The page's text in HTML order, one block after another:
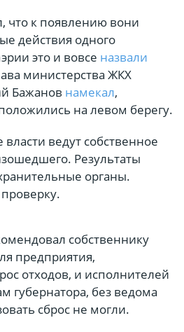
что к появлению вони
действия одного
это и вовсе назвали
министерства ЖКХ
Бажанов намекал,
на левом берегу.
ведут собственное
Результаты
органы.
проверку.
собственнику
предприятия,
отходов, и исполнителей
губернатора, без ведома
сброс не могли.